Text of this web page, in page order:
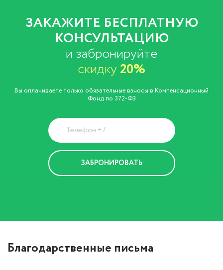
ЗАКАЖИТЕ БЕСПЛАТНУЮ
КОНСУЛЬТАЦИЮ
и забронируйте
скидку 20%
Вы оплачиваете только обязательные взносы в Компенсационный
Фонд по 372-ФЗ
Благодарственные письма